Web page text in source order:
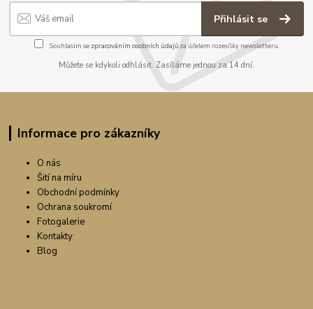
Přihlásit se
Souhlasím se zpracováním osobních údajůza účelem rozesílky newsletteru.
Můžete se kdykoli odhlásit. Zasíláme jednou za 14 dní.
Informace pro zákazníky
O nás
Šití na míru
Obchodní podmínky
Ochrana soukromí
Fotogalerie
Kontakty
Blog